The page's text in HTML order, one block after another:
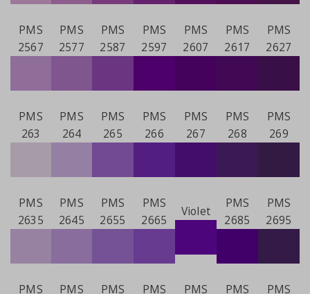
PMS
2567
PMS
2577
PMS
2587
PMS
2597
PMS
2607
PMS
2617
PMS
2627
PMS
263
PMS
264
PMS
265
PMS
266
PMS
267
PMS
268
PMS
269
PMS
2635
PMS
2645
PMS
2655
PMS
2665
Violet
PMS
2685
PMS
2695
PMS
PMS
PMS
PMS
PMS
PMS
PMS